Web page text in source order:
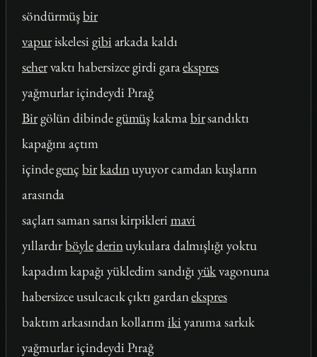
söndürmüşbir
vapuriskelesi gibi arkada kaldı
sehervaktı habersizce girdi garaekspres
yağmurlar içindeydi Pırağ
Birgölün dibindegümüşkakmabirsandıktı
kapağını açtım
içindegenç birkadınuyuyor camdan kuşların
arasında
saçları saman sarısı kirpikleri mavi
yıllardırböylederinuykulara dalmışlığı yoktu
kapadım kapağı yükledim sandığı yükvagonuna
habersizce usulcacık çıktı gardanekspres
baktım arkasından kollarımiki yanıma sarkık
yağmurlar içindeydi Pırağ